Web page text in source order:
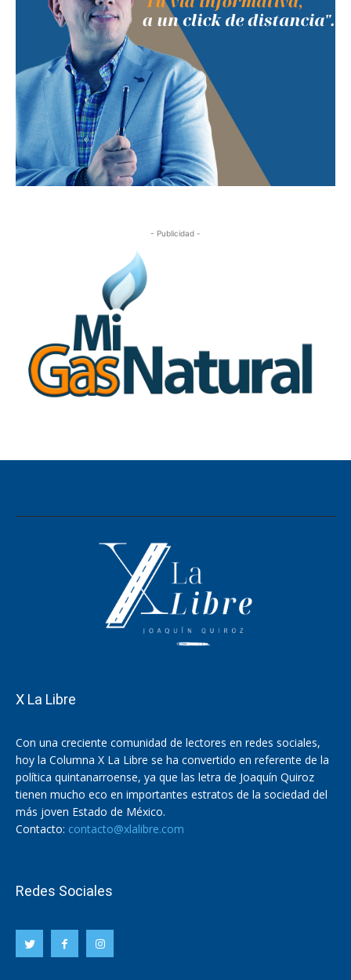
X La Libre
Con una creciente comunidad de lectores en redes sociales,
hoy la Columna X La Libre se ha convertido en referente de la
política quintanarroense, ya que las letra de Joaquín Quiroz
tienen mucho eco en importantes estratos de la sociedad del
más joven Estado de México.
Contacto: contacto@xlalibre.com
Redes Sociales